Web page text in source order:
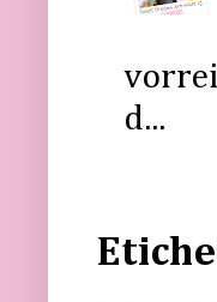
vorrei
d...